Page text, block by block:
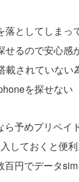
落としてしまっ
るので安心感
載されていない
を探せない
ら予めプリペイ
しておくと便利
百円でデータ